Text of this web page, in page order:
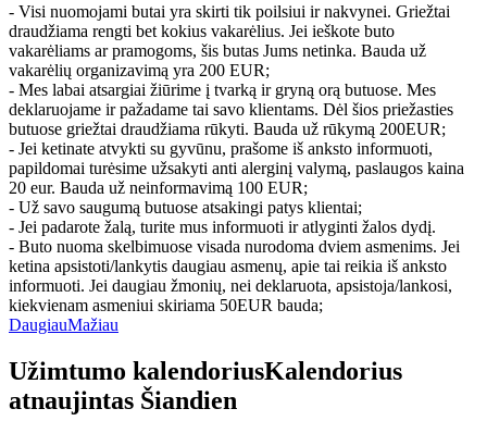
- Visi nuomojami butai yra skirti tik poilsiui ir nakvynei. Griežtai
draudžiama rengti bet kokius vakarėlius. Jei ieškote buto
vakarėliams ar pramogoms, šis butas Jums netinka. Bauda už
vakarėlių organizavimą yra 200 EUR;
- Mes labai atsargiai žiūrime į tvarką ir gryną orą butuose. Mes
deklaruojame ir pažadame tai savo klientams. Dėl šios priežasties
butuose griežtai draudžiama rūkyti. Bauda už rūkymą 200EUR;
- Jei ketinate atvykti su gyvūnu, prašome iš anksto informuoti,
papildomai turėsime užsakyti anti alerginį valymą, paslaugos kaina
20 eur. Bauda už neinformavimą 100 EUR;
- Už savo saugumą butuose atsakingi patys klientai;
- Jei padarote žalą, turite mus informuoti ir atlyginti žalos dydį.
- Buto nuoma skelbimuose visada nurodoma dviem asmenims. Jei
ketina apsistoti/lankytis daugiau asmenų, apie tai reikia iš anksto
informuoti. Jei daugiau žmonių, nei deklaruota, apsistoja/lankosi,
kiekvienam asmeniui skiriama 50EUR bauda;
DaugiauMažiau
Užimtumo kalendoriusKalendorius
atnaujintas Šiandien